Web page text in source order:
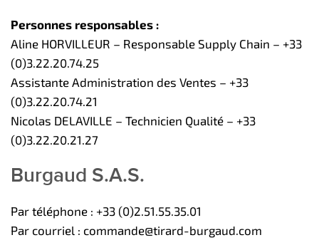
Personnes responsables :
Aline HORVILLEUR – Responsable Supply Chain – +33
(0)3.22.20.74.25
Assistante Administration des Ventes – +33
(0)3.22.20.74.21
Nicolas DELAVILLE – Technicien Qualité – +33
(0)3.22.20.21.27
Burgaud S.A.S.
Par téléphone : +33 (0)2.51.55.35.01
Par courriel : commande@tirard-burgaud.com